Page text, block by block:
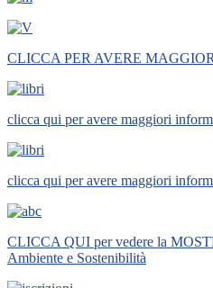
CLICCA PER AVERE
clicca qui per avere maggiori
clicca qui per avere maggiori
CLICCA QUI per vedere la
Ambiente e Sostenibilità